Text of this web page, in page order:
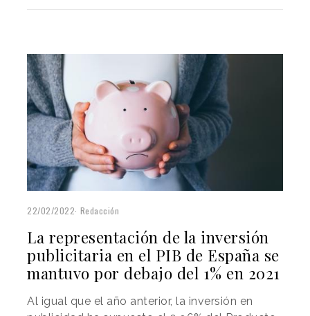
22/02/2022 Redacción
La representación de la inversión
publicitaria en el PIB de España se
mantuvo por debajo del 1% en 2021
Al igual que el año anterior, la inversión en